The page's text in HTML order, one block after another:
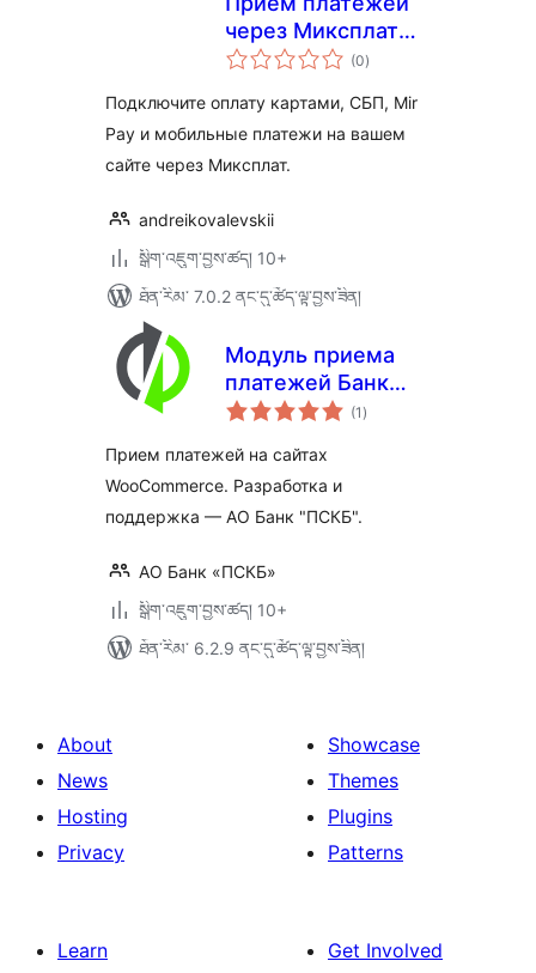
через Миксплат
для WooCommerce
(0གདེང་
འཇོག་
ཚང་།
)
Подключите оплату картами, СБП, Mir
Pay и мобильные платежи на вашем
сайте через Миксплат.
andreikovalevskii
སྒྲིག་འཇུག་བྱས་ཚད། 10+
ཐོན་རིམ་ 7.0.2 ནང་དུ་ཚོད་ལྟ་བྱས་ཟིན།
Модуль приема
платежей Банк
ПСКБ
(1 གདེང་
འཇོག་
)
Прием платежей на сайтах
WooCommerce. Разработка и
поддержка — АО Банк "ПСКБ".
АО Банк «ПСКБ»
སྒྲིག་འཇུག་བྱས་ཚད། 10+
ཐོན་རིམ་ 6.2.9 ནང་དུ་ཚོད་ལྟ་བྱས་ཟིན།
About
News
Hosting
Privacy
Showcase
Themes
Plugins
Patterns
Learn
Get Involved